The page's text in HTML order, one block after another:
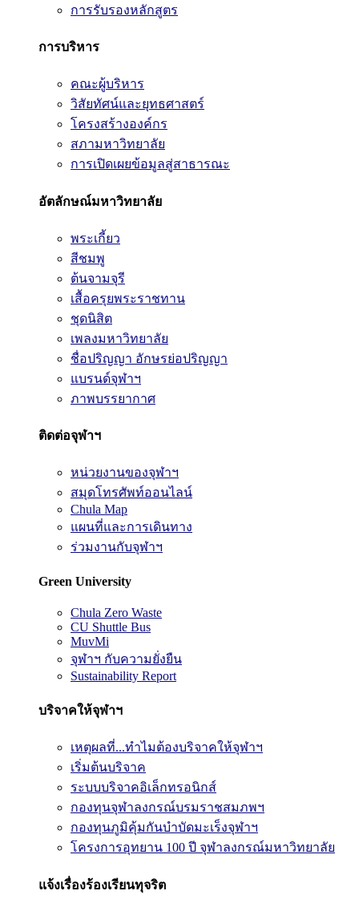
การรับรองหลักสูตร
การบริหาร
คณะผู้บริหาร
วิสัยทัศน์และยุทธศาสตร์
โครงสร้างองค์กร
สภามหาวิทยาลัย
การเปิดเผยข้อมูลสู่สาธารณะ
อัตลักษณ์มหาวิทยาลัย
พระเกี้ยว
สีชมพู
ต้นจามจุรี
เสื้อครุยพระราชทาน
ชุดนิสิต
เพลงมหาวิทยาลัย
ชื่อปริญญา อักษรย่อปริญญา
แบรนด์จุฬาฯ
ภาพบรรยากาศ
ติดต่อจุฬาฯ
หน่วยงานของจุฬาฯ
สมุดโทรศัพท์ออนไลน์
Chula Map
แผนที่และการเดินทาง
ร่วมงานกับจุฬาฯ
Green University
Chula Zero Waste
CU Shuttle Bus
MuvMi
จุฬาฯ กับความยั่งยืน
Sustainability Report
บริจาคให้จุฬาฯ
เหตุผลที่...ทำไมต้องบริจาคให้จุฬาฯ
เริ่มต้นบริจาค
ระบบบริจาคอิเล็กทรอนิกส์
กองทุนจุฬาลงกรณ์บรมราชสมภพฯ
กองทุนภูมิคุ้มกันบำบัดมะเร็งจุฬาฯ
โครงการอุทยาน 100 ปี จุฬาลงกรณ์มหาวิทยาลัย
แจ้งเรื่องร้องเรียนทุจริต